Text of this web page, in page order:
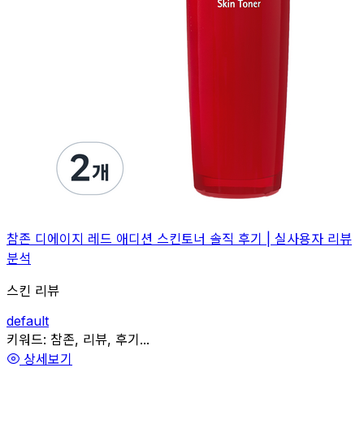
참존 디에이지 레드 애디션 스킨토너 솔직 후기 | 실사용자 리뷰
분석
스킨 리뷰
default
관련
키워드: 참존, 리뷰, 후기...
상세보기